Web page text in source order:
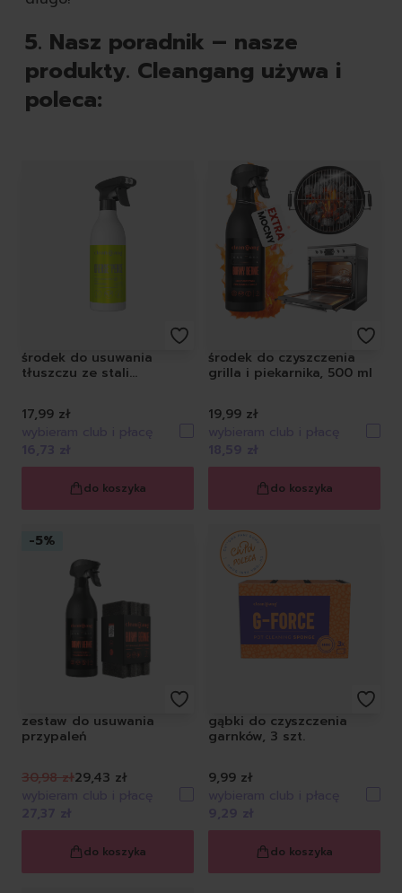
5. Nasz poradnik – nasze
produkty. Cleangang używa i
poleca:
środek do usuwania
tłuszczu ze stali
17,99 zł
do koszyka
środek do czyszczenia
grilla i piekarnika, 500 ml
19,99 zł
do koszyka
-5%
zestaw do usuwania
przypaleń
30,98 zł29,43 zł
do koszyka
gąbki do czyszczenia
garnków, 3 szt.
9,99 zł
do koszyka